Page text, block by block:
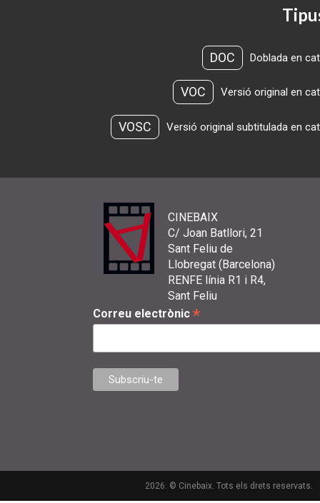
DOC Doblada en
VOC Versió original en
VOSC Versió original subtitulada en
CINEBAIX
C/ Joan Batllori, 21
Sant Feliu de
Llobregat (Barcelona)
RENFE línia R1 i R4,
Sant Feliu
Correu electrònic *
2026. © Cinebaix. Tots els drets reservats.